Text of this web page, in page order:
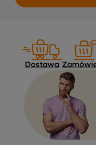
Dostawa